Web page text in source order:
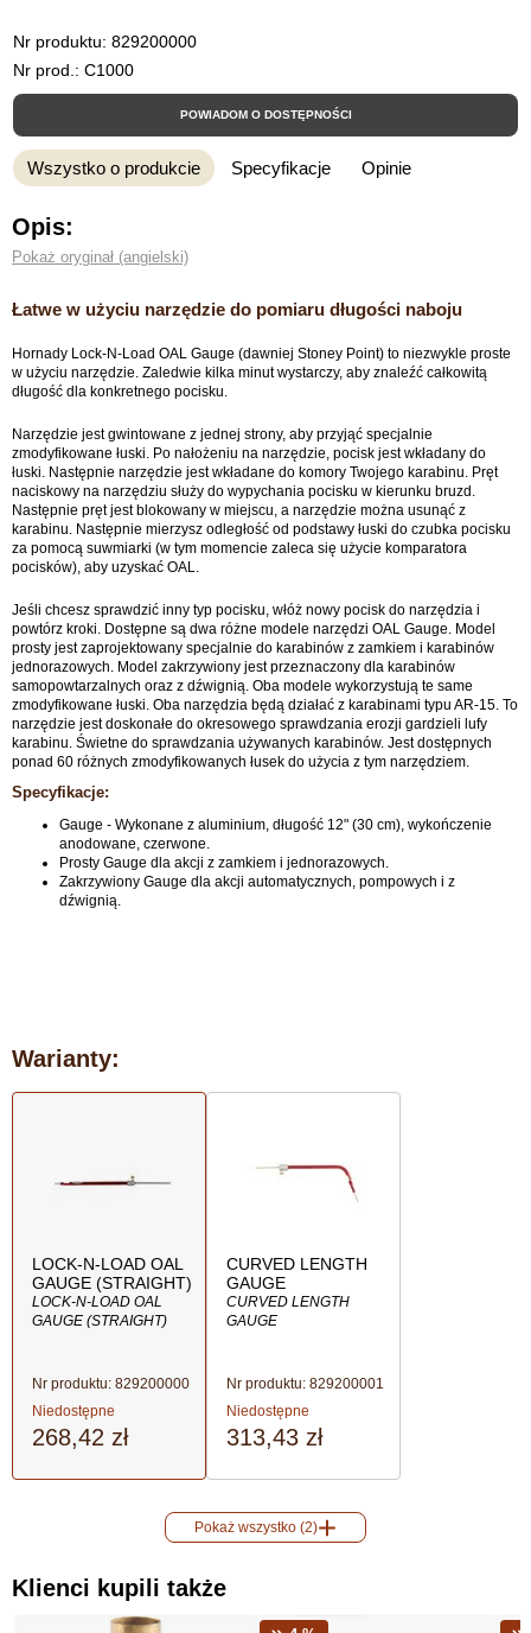
Nr produktu:829200000
Nr prod.: C1000
POWIADOM O DOSTĘPNOŚCI
Wszystko o produkcie Specyfikacje Opinie
Opis:
Pokaż oryginał (angielski)
Łatwe w użyciu narzędzie do pomiaru długości naboju
Hornady Lock-N-Load OAL Gauge (dawniej Stoney Point) to niezwykle proste
w użyciu narzędzie. Zaledwie kilka minut wystarczy, aby znaleźć całkowitą
długość dla konkretnego pocisku.
Narzędzie jest gwintowane z jednej strony, aby przyjąć specjalnie
zmodyfikowane łuski. Po nałożeniu na narzędzie, pocisk jest wkładany do
łuski. Następnie narzędzie jest wkładane do komory Twojego karabinu. Pręt
naciskowy na narzędziu służy do wypychania pocisku w kierunku bruzd.
Następnie pręt jest blokowany w miejscu, a narzędzie można usunąć z
karabinu. Następnie mierzysz odległość od podstawy łuski do czubka pocisku
za pomocą suwmiarki (w tym momencie zaleca się użycie komparatora
pocisków), aby uzyskać OAL.
Jeśli chcesz sprawdzić inny typ pocisku, włóż nowy pocisk do narzędzia i
powtórz kroki. Dostępne są dwa różne modele narzędzi OAL Gauge. Model
prosty jest zaprojektowany specjalnie do karabinów z zamkiem i karabinów
jednorazowych. Model zakrzywiony jest przeznaczony dla karabinów
samopowtarzalnych oraz z dźwignią. Oba modele wykorzystują te same
zmodyfikowane łuski. Oba narzędzia będą działać z karabinami typu AR-15. To
narzędzie jest doskonałe do okresowego sprawdzania erozji gardzieli lufy
karabinu. Świetne do sprawdzania używanych karabinów. Jest dostępnych
ponad 60 różnych zmodyfikowanych łusek do użycia z tym narzędziem.
Specyfikacje:
Gauge - Wykonane z aluminium, długość 12" (30 cm), wykończenie
anodowane, czerwone.
Prosty Gauge dla akcji z zamkiem i jednorazowych.
Zakrzywiony Gauge dla akcji automatycznych, pompowych i z
dźwignią.
Warianty:
LOCK-N-LOAD OAL
GAUGE (STRAIGHT)
LOCK-N-LOAD OAL
GAUGE (STRAIGHT)
Nr produktu: 829200000
Niedostępne
268,42 zł
CURVED LENGTH
GAUGE
CURVED LENGTH
GAUGE
Nr produktu: 829200001
Niedostępne
313,43 zł
Pokaż wszystko (2)
Klienci kupili także